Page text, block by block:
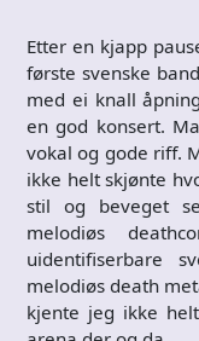
Etter en kjapp
første svenske
med ei knall
en god konsert.
vokal og gode riff.
ikke helt skjønte
stil og beveget
melodiøs
uidentifiserbare
melodiøs death
kjente jeg ikke